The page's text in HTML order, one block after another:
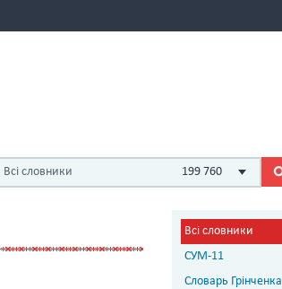
Всі словники 199 760
Всі словники
СУМ-11
Словарь Грінченка